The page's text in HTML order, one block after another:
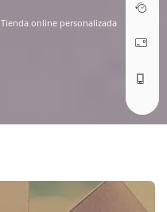
Tienda online personalizada
ABRIR TICKET